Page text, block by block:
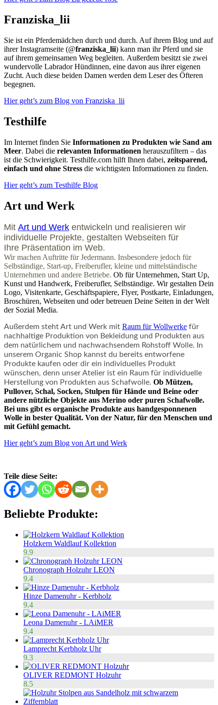
Franziska_lii
Sie ist ein Pferdemädchen durch und durch. Auf ihrem Blog und auf
ihrer Instagramseite (@franziska_lii) kann man ihr Pferd und sie
auf ihrem gemeinsamen Weg begleiten. Außerdem besitzt sie zwei
wundervolle Labrador Hündinnen, eine davon aus ihrer eigenen
Zucht. Auch diese beiden Damen werden dem Leser des Öfteren
begegnen.
Hier geht’s zum Blog von Franziska_lii
Testhilfe
Im Internet finden Sie Informationen zu Produkten wie Sand am
Meer. Dabei die relevanten Informationen herauszufiltern – das
ist die Schwierigkeit. Testhilfe.com hilft Ihnen dabei, zeitsparend,
einfach und ohne Stress die wichtigsten Informationen zu finden.
Hier geht’s zum Testhilfe Blog
Art und Werk
Mit Art und Werk entwickeln und realisieren wir
individuelle Projekte, gestalten Webseiten für
Ihre Präsentation im Web.
Wir machen Auftritte für Jedermann. Insbesondere jedoch für
Selbständige, Start-up, Freiberufler, kleine und mittelständische
Unternehmen und andere Betriebe. Ob für Unternehmen, Start Up,
Kunst und Handwerk, Freiberufler, Selbständige. Wir gestalten Dein
Logo, Visitenkarte, Geschäftspapiere, Flyer, Postkarte, Einladungen,
Broschüren, Webseiten und oder betreuen Deine Seiten in der Welt
der Sozial Media.
Außerdem steht Art und Werk mit Raum für Wollwerke für
nachhaltige Produktion von Bekleidung und Produkten aus
dem natürlichem und nachwachsendem Rohstoff Wolle. In
unserem Organic Shop kannst du bereits entworfene
Produkte kaufen oder dir ein individuelles Produkt
wünschen, denn unser Atelier ist ein Raum für individuelle
Herstellung von Produkten aus Schafwolle. Ob Mützen,
Pullover, Schal, Socken, Stulpen für Hände und Beine oder
andere nützliche Objekte aus Merino oder puren Schafwolle.
Bei uns gibt es organische Produkte aus handgesponnenen
Wolle in bester Qualität. Von der Natur, für den Menschen und
mit Gefühl gemacht.
Hier geht’s zum Blog von Art und Werk
Teile diese Seite:
Beliebte Produkte:
Holzkern Waldlauf Kollektion
9.9
Chronograph Holzuhr LEON
9.4
Hinze Damenuhr - Kerbholz
9.4
Leona Damenuhr - LAiMER
9.4
Lamprecht Kerbholz Uhr
9.3
OLIVER REDMONT Holzuhr
8.5